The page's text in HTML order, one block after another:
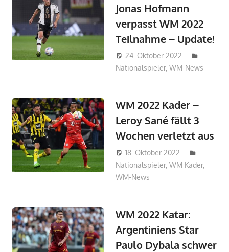
Jonas Hofmann
verpasst WM 2022
Teilnahme – Update!
24. Oktober 2022
Nationalspieler,WM-News
WM 2022 Kader –
Leroy Sané fällt 3
Wochen verletzt aus
18. Oktober 2022
Nationalspieler,WM Kader,
WM-News
WM 2022 Katar:
Argentiniens Star
Paulo Dybala schwer